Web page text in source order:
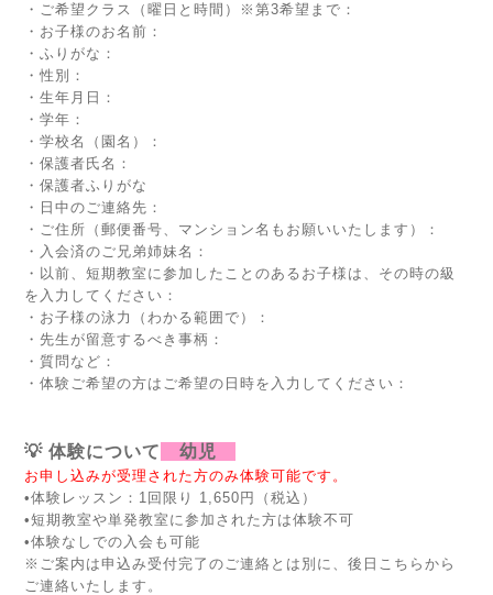
・ご希望クラス（曜日と時間）※第3希望まで：
・お子様のお名前：
・ふりがな：
・性別：
・生年月日：
・学年：
・学校名（園名）：
・保護者氏名：
・保護者ふりがな
・日中のご連絡先：
・ご住所（郵便番号、マンション名もお願いいたします）：
・入会済のご兄弟姉妹名：
・以前、短期教室に参加したことのあるお子様は、その時の級
を入力してください：
・お子様の泳力（わかる範囲で）：
・先生が留意するべき事柄：
・質問など：
・体験ご希望の方はご希望の日時を入力してください：
💡 体験について 幼児
お申し込みが受理された方のみ体験可能です。
•体験レッスン：1回限り 1,650円（税込）
•短期教室や単発教室に参加された方は体験不可
•体験なしでの入会も可能
※ご案内は申込み受付完了のご連絡とは別に、後日こちらから
ご連絡いたします。